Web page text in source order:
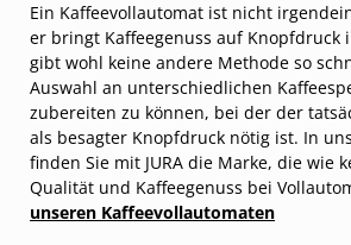
Ein Kaffeevollautomat ist nicht
er bringt Kaffeegenuss auf Knopfdruck
gibt wohl keine andere Methode so
Auswahl an unterschiedlichen
zubereiten zu können, bei der der
als besagter Knopfdruck nötig ist. In
finden Sie mit JURA die Marke, die wie
Qualität und Kaffeegenuss bei
unseren Kaffeevollautomaten